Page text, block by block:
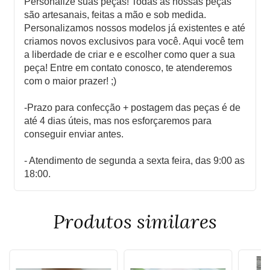
são artesanais, feitas a mão e sob medida.
Personalizamos nossos modelos já existentes e até
criamos novos exclusivos para você. Aqui você tem
a liberdade de criar e e escolher como quer a sua
peça! Entre em contato conosco, te atenderemos
com o maior prazer! ;)
-Prazo para confecção + postagem das peças é de
até 4 dias úteis, mas nos esforçaremos para
conseguir enviar antes.
- Atendimento de segunda a sexta feira, das 9:00 as
18:00.
Produtos similares